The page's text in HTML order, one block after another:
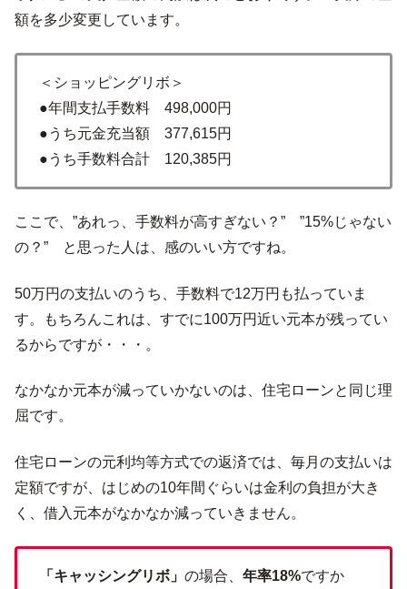
額を多少変更しています。
＜ショッピングリボ＞
●年間支払手数料 498,000円
●うち元金充当額 377,615円
●うち手数料合計 120,385円
ここで、”あれっ、手数料が高すぎない？” ”15%じゃない
の？” と思った人は、感のいい方ですね。
50万円の支払いのうち、手数料で12万円も払っていま
す。もちろんこれは、すでに100万円近い元本が残ってい
るからですが・・・。
なかなか元本が減っていかないのは、住宅ローンと同じ理
屈です。
住宅ローンの元利均等方式での返済では、毎月の支払いは
定額ですが、はじめの10年間ぐらいは金利の負担が大き
く、借入元本がなかなか減っていきません。
「キャッシングリボ」 の場合、 年率18%ですか